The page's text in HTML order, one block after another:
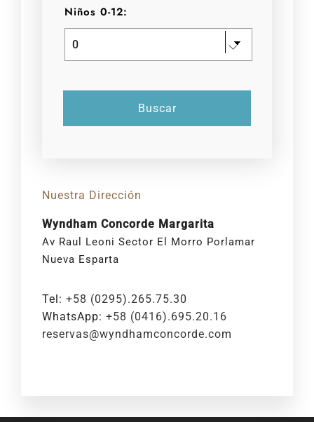
Niños 0-12:
Nuestra Dirección
Wyndham Concorde Margarita
Av Raul Leoni Sector El Morro Porlamar
Nueva Esparta
Tel: +58 (0295).265.75.30
WhatsApp: +58 (0416).695.20.16
reservas@wyndhamconcorde.com